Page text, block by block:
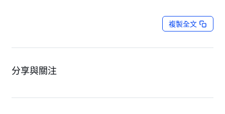
複製全文
分享與關注